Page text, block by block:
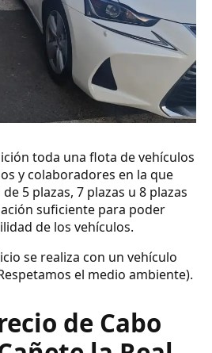
toda una flota de vehículos
y colaboradores en la que
5 plazas, 7 plazas u 8 plazas
suficiente para poder
de los vehículos.
se realiza con un vehículo
el medio ambiente).
de Cabo